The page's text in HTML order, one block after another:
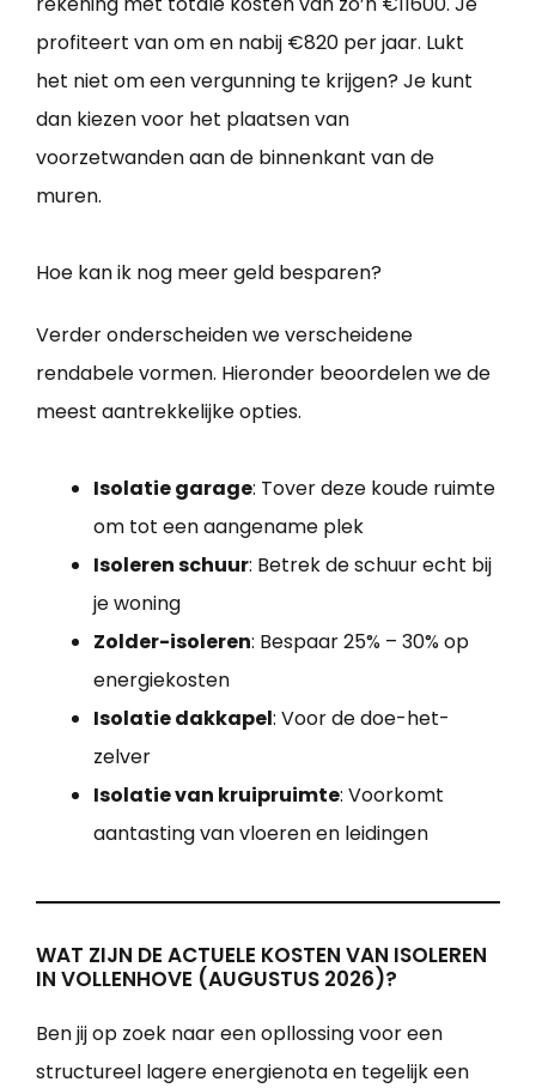
profiteert van om en nabij €820 per jaar. Lukt
het niet om een vergunning te krijgen? Je kunt
dan kiezen voor het plaatsen van
voorzetwanden aan de binnenkant van de
muren.
Hoe kan ik nog meer geld besparen?
Verder onderscheiden we verscheidene
rendabele vormen. Hieronder beoordelen we de
meest aantrekkelijke opties.
Isolatie garage: Tover deze koude ruimte
om tot een aangename plek
Isoleren schuur: Betrek de schuur echt bij
je woning
Zolder-isoleren: Bespaar 25% – 30% op
energiekosten
Isolatie dakkapel: Voor de doe-het-
zelver
Isolatie van kruipruimte: Voorkomt
aantasting van vloeren en leidingen
WAT ZIJN DE ACTUELE KOSTEN VAN ISOLEREN
IN VOLLENHOVE (AUGUSTUS 2026)?
Ben jij op zoek naar een opllossing voor een
structureel lagere energienota en tegelijk een